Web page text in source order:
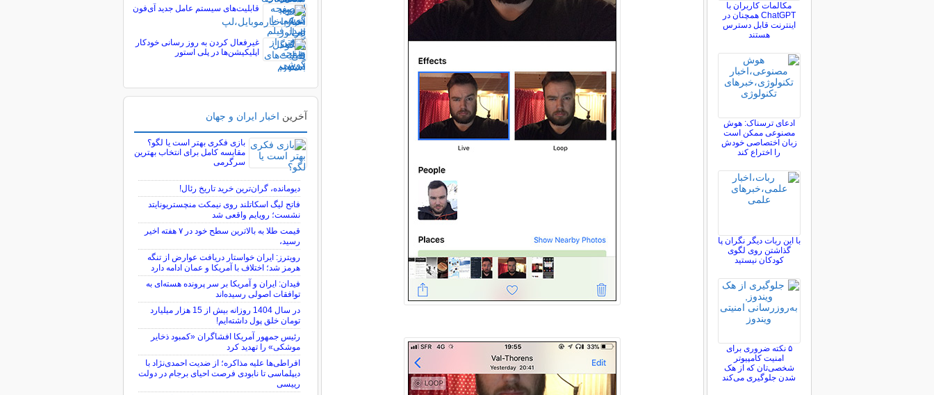
مکالمات کاربران با
ChatGPT همچنان در
اینترنت قابل دسترس
هستند
ادعای ترسناک: هوش
مصنوعی ممکن است
زبان اختصاصی خودش
را اختراع کند
با این ربات دیگر نگران پا
گذاشتن روی لگوی
کودکان نیستید
۵ نکته ضروری برای
امنیت کامپیوتر
شخصی‌تان که از هک
شدن جلوگیری می‌کند
قابلیت‌های سیستم عامل جدید آی‌فون
غیرفعال کردن به روز رسانی خودکار
اپلیکیشن‌ها در پلی استور
آخرین اخبار ایران و جهان
بازی فکری بهتر است یا لگو؟
مقایسه کامل برای انتخاب بهترین
سرگرمی
دیومانده، گران‌ترین خرید تاریخ رئال!
فاتح لیگ اسکاتلند روی نیمکت منچستریونایتد
نشست؛ رویایم واقعی شد
قیمت طلا به بالاترین سطح خود در ۷ هفته اخیر
رسید،
رویترز: ایران خواستار دریافت عوارض از تنگه
هرمز شد؛ اختلاف با آمریکا و عمان ادامه دارد
فیدان: ایران و آمریکا بر سر پرونده هسته‌ای به
توافقات اصولی رسیده‌اند
در سال 1404 روزانه بیش از 15 هزار میلیارد
تومان خلق پول داشته‌ایم!
رئیس جمهور آمریکا افشاگران «کمبود ذخایر
موشکی» را تهدید کرد
افراطی‌ها علیه مذاکره؛ از ضدیت احمدی‌نژاد با
دیپلماسی تا نابودی فرصت احیای برجام در دولت
رییسی